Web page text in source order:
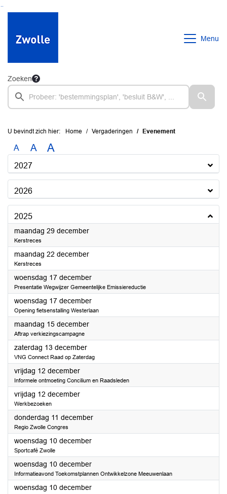
Ga naar de inhoud van deze pagina
Ga naar het zoeken
Ga naar het menu
Menu
Zoeken
U bevindt zich hier: Home Vergaderingen Evenement
A A A
2027
2026
2025
maandag 29 december2025
Kerstreces
maandag 22 december2025
Kerstreces
woensdag 17 december2025
Presentatie Wegwijzer Gemeentelijke Emissiereductie
woensdag 17 december2025
Opening fietsenstalling Westerlaan
maandag 15 december2025
Aftrap verkiezingscampagne
zaterdag 13 december2025
VNG Connect Raad op Zaterdag
vrijdag 12 december2025
Informele ontmoeting Concilium en Raadsleden
vrijdag 12 december2025
Werkbezoeken
donderdag 11 december2025
Regio Zwolle Congres
woensdag 10 december2025
Sportcafé Zwolle
woensdag 10 december2025
Informatieavond Toekomstplannen Ontwikkelzone Meeuwenlaan
woensdag 10 december2025